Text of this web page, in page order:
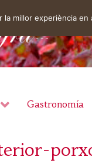
Gastronomía
la millor experiència